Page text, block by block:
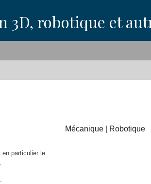
3D, robotique et
en particulier le
.
Mécanique Robotique